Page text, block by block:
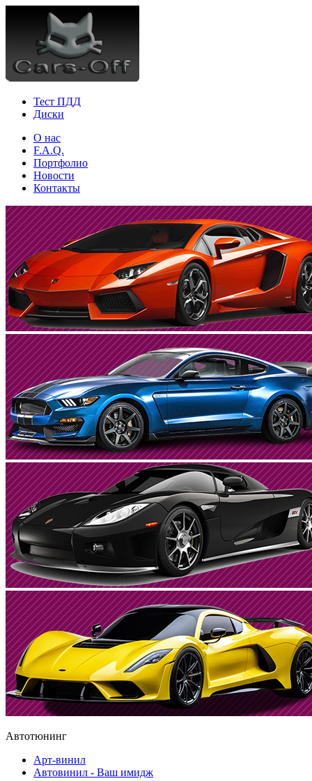
Тест ПДД
Диски
О нас
F.A.Q.
Портфолио
Новости
Контакты
Автотюнинг
Арт-винил
Автовинил - Ваш имидж